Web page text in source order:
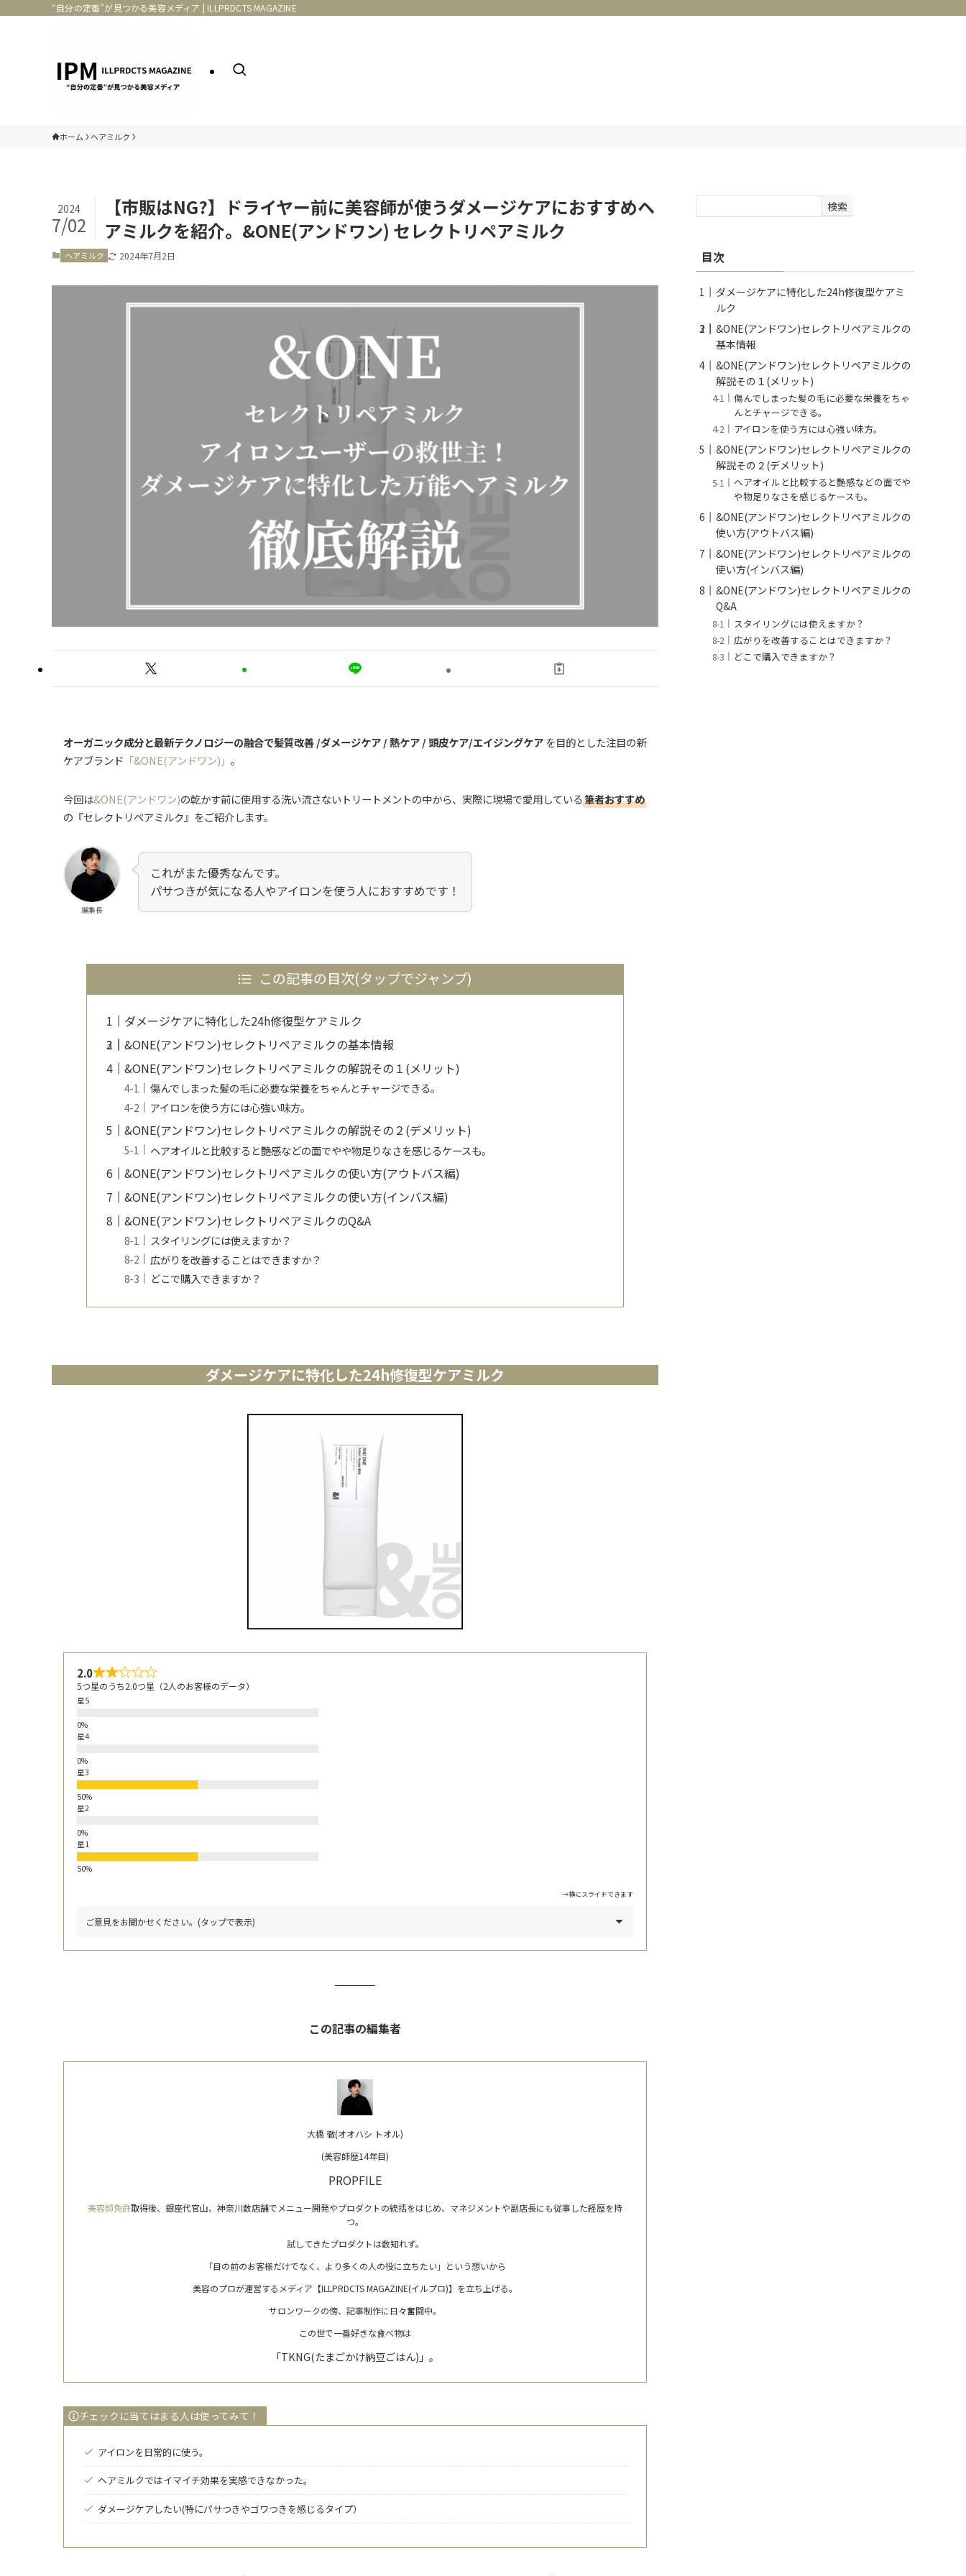
“自分の定番”が見つかる美容メディア | ILLPRDCTS MAGAZINE
ホーム ヘアミルク
【市販はNG?】ドライヤー前に美容師が使うダメージケアにおすすめヘ
アミルクを紹介。&ONE(アンドワン) セレクトリペアミルク
2024
7/02
ヘアミルク 2024年7月2日
オーガニック成分と最新テクノロジーの融合で髪質改善 /ダメージケア / 熱ケア / 頭皮ケア/エイジングケア を目的とした注目の新
ケアブランド 「&ONE(アンドワン)」 。
今回は&ONE(アンドワン)の乾かす前に使用する洗い流さないトリートメントの中から、実際に現場で愛用している筆者おすすめ
の『セレクトリペアミルク』をご紹介します。
編集長
これがまた優秀なんです。
パサつきが気になる人やアイロンを使う人におすすめです！
この記事の目次(タップでジャンプ)
ダメージケアに特化した24h修復型ケアミルク
&ONE(アンドワン)セレクトリペアミルクの基本情報
&ONE(アンドワン)セレクトリペアミルクの解説その１(メリット)
傷んでしまった髪の毛に必要な栄養をちゃんとチャージできる。
アイロンを使う方には心強い味方。
&ONE(アンドワン)セレクトリペアミルクの解説その２(デメリット)
ヘアオイルと比較すると艶感などの面でやや物足りなさを感じるケースも。
&ONE(アンドワン)セレクトリペアミルクの使い方(アウトバス編)
&ONE(アンドワン)セレクトリペアミルクの使い方(インバス編)
&ONE(アンドワン)セレクトリペアミルクのQ&A
スタイリングには使えますか？
広がりを改善することはできますか？
どこで購入できますか？
ダメージケアに特化した24h修復型ケアミルク
2.0
5つ星のうち2.0つ星（2人のお客様のデータ）
星5
星4
星3
星2
星1
→横にスライドできます
ご意見をお聞かせください。(タップで表示)
この記事の編集者
大橋 徹(オオハシ トオル)
(美容師歴14年目)
PROPFILE
美容師免許取得後、銀座代官山、神奈川数店舗でメニュー開発やプロダクトの統括をはじめ、マネジメントや副店長にも従事した経歴を持
つ。
試してきたプロダクトは数知れず。
「目の前のお客様だけでなく、より多くの人の役に立ちたい」という想いから
美容のプロが運営するメディア【ILLPRDCTS MAGAZINE(イルプロ)】を立ち上げる。
サロンワークの傍、記事制作に日々奮闘中。
この世で一番好きな食べ物は
「TKNG(たまごかけ納豆ごはん)」。
チェックに当てはまる人は使ってみて！
アイロンを日常的に使う。
ヘアミルクではイマイチ効果を実感できなかった。
ダメージケアしたい(特にパサつきやゴワつきを感じるタイプ）
検索
目次
ダメージケアに特化した24h修復型ケアミ
ルク
&ONE(アンドワン)セレクトリペアミルクの
基本情報
&ONE(アンドワン)セレクトリペアミルクの
解説その１(メリット)
傷んでしまった髪の毛に必要な栄養をちゃ
んとチャージできる。
アイロンを使う方には心強い味方。
&ONE(アンドワン)セレクトリペアミルクの
解説その２(デメリット)
ヘアオイルと比較すると艶感などの面でや
や物足りなさを感じるケースも。
&ONE(アンドワン)セレクトリペアミルクの
使い方(アウトバス編)
&ONE(アンドワン)セレクトリペアミルクの
使い方(インバス編)
&ONE(アンドワン)セレクトリペアミルクの
Q&A
スタイリングには使えますか？
広がりを改善することはできますか？
どこで購入できますか？